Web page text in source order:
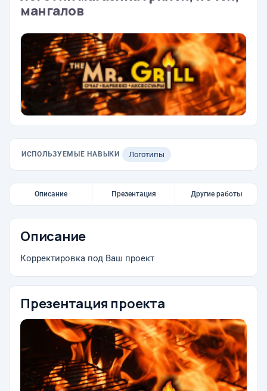
мангалов
ИСПОЛЬЗУЕМЫЕ НАВЫКИ Логотипы
Описание Презентация Другие работы
Описание
Корректировка под Ваш проект
Презентация проекта